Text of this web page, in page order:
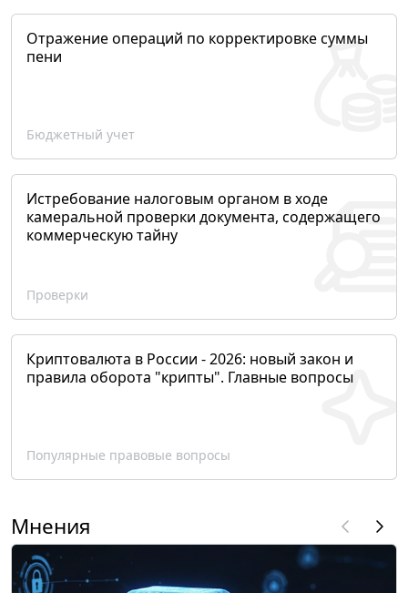
Отражение операций по корректировке суммы
пени
Бюджетный учет
Истребование налоговым органом в ходе
камеральной проверки документа, содержащего
коммерческую тайну
Проверки
Криптовалюта в России - 2026: новый закон и
правила оборота "крипты". Главные вопросы
Популярные правовые вопросы
Мнения